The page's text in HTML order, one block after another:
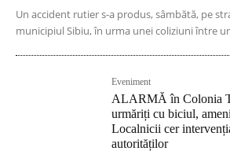
Un accident rutier s-a produs, sâmbătă, pe
municipiul Sibiu, în urma unei coliziuni între
Eveniment
ALARMĂ în Colonia
urmăriți cu biciul,
Localnicii cer
autorităților